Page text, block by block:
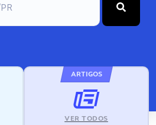
ARTIGOS
VER TODOS